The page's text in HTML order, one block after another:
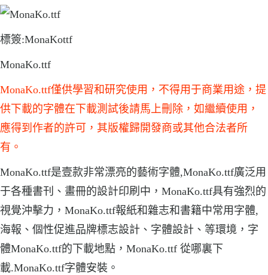
標簽:MonaKottf
MonaKo.ttf
MonaKo.ttf僅供學習和研究使用，不得用于商業用途，提
供下載的字體在下載測試後請馬上刪除，如繼續使用，
應得到作者的許可，其版權歸開發商或其他合法者所
有。
MonaKo.ttf是壹款非常漂亮的藝術字體,MonaKo.ttf廣泛用
于各種書刊、畫冊的設計印刷中，MonaKo.ttf具有強烈的
視覺沖擊力，MonaKo.ttf報紙和雜志和書籍中常用字體,
海報、個性促進品牌標志設計、字體設計、等環境，字
體MonaKo.ttf的下載地點，MonaKo.ttf 從哪裏下
載.MonaKo.ttf字體安裝。